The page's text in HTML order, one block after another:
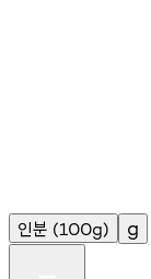
인분 (100g) g